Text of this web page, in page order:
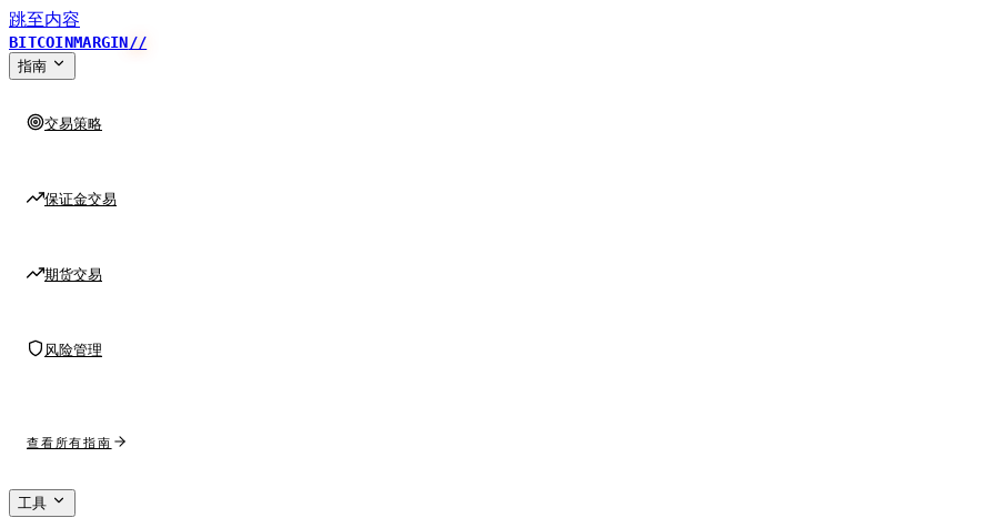
跳至内容
BITCOINMARGIN//
指南
交易策略
保证金交易
期货交易
风险管理
查看所有指南
工具